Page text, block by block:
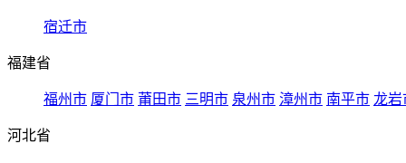
宿迁市
福建省
福州市 厦门市 莆田市 三明市 泉州市 漳州市 南平市 龙岩
河北省